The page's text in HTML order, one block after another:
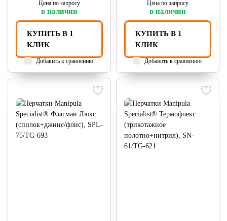
Цена по запросу
в наличии
КУПИТЬ В 1
КЛИК
Добавить к сравнению
Цена по запросу
в наличии
КУПИТЬ В 1
КЛИК
Добавить к сравнению